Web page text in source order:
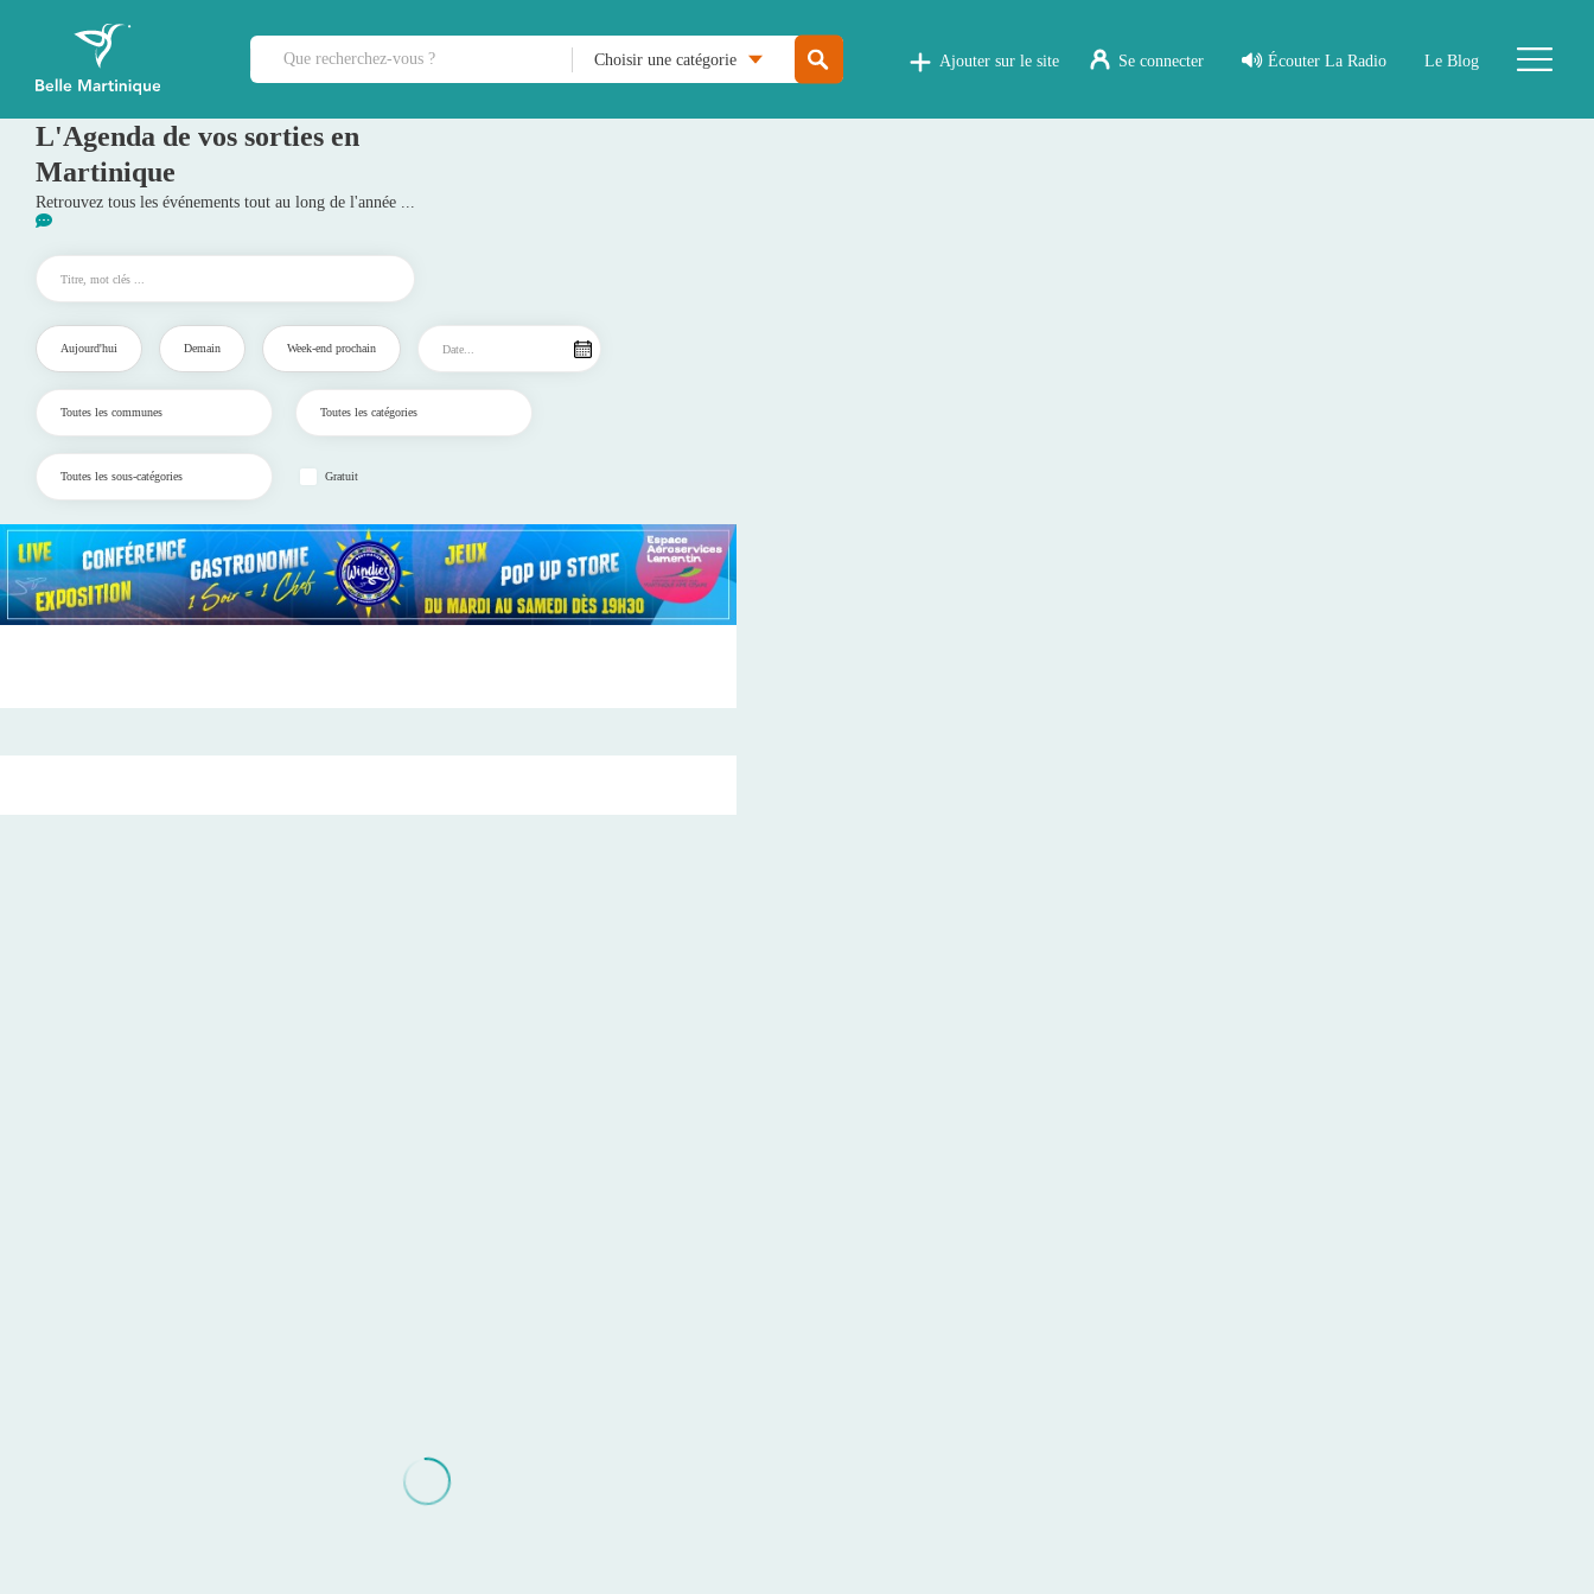
Choisir une catégorie Ajouter sur le site Se connecter Écouter La Radio Le Blog
L'Agenda de vos sorties en
Martinique
Retrouvez tous les événements tout au long de l'année ...
Aujourd'hui Demain Week-end prochain
Gratuit